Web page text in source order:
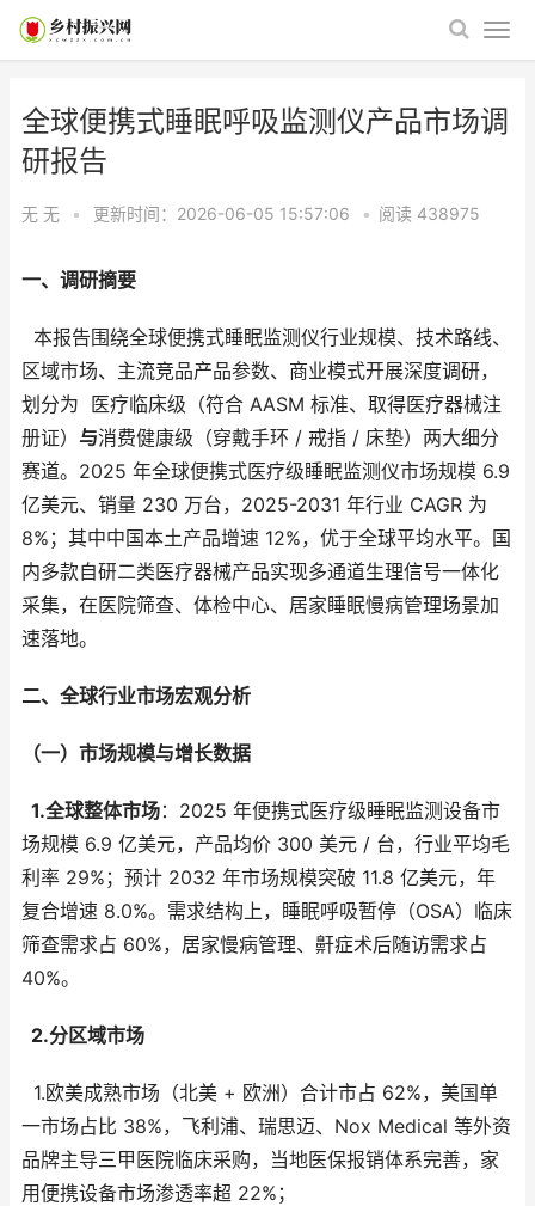
全球便携式睡眠呼吸监测仪产品市场调
研报告
无 无 • 更新时间：2026-06-05 15:57:06 • 阅读 438975
一、调研摘要
本报告围绕全球便携式睡眠监测仪行业规模、技术路线、
区域市场、主流竞品产品参数、商业模式开展深度调研，
划分为 医疗临床级（符合 AASM 标准、取得医疗器械注
册证） 与消费健康级（穿戴手环 / 戒指 / 床垫）两大细分
赛道。2025 年全球便携式医疗级睡眠监测仪市场规模 6.9
亿美元、销量 230 万台，2025-2031 年行业 CAGR 为
8%；其中中国本土产品增速 12%，优于全球平均水平。国
内多款自研二类医疗器械产品实现多通道生理信号一体化
采集，在医院筛查、体检中心、居家睡眠慢病管理场景加
速落地。
二、全球行业市场宏观分析
（一）市场规模与增长数据
1.全球整体市场：2025 年便携式医疗级睡眠监测设备市
场规模 6.9 亿美元，产品均价 300 美元 / 台，行业平均毛
利率 29%；预计 2032 年市场规模突破 11.8 亿美元，年
复合增速 8.0%。需求结构上，睡眠呼吸暂停（OSA）临床
筛查需求占 60%，居家慢病管理、鼾症术后随访需求占
40%。
2.分区域市场
1.欧美成熟市场（北美 + 欧洲）合计市占 62%，美国单
一市场占比 38%，飞利浦、瑞思迈、Nox Medical 等外资
品牌主导三甲医院临床采购，当地医保报销体系完善，家
用便携设备市场渗透率超 22%；